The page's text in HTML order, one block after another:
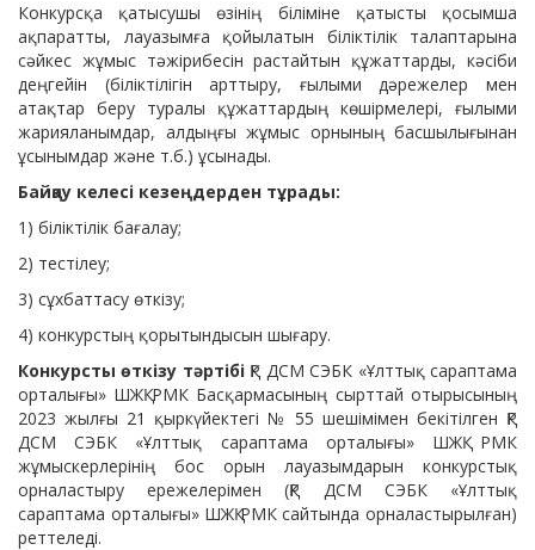
Конкурсқа қатысушы өзінің біліміне қатысты қосымша
ақпаратты, лауазымға қойылатын біліктілік талаптарына
сәйкес жұмыс тәжірибесін растайтын құжаттарды, кәсіби
деңгейін (біліктілігін арттыру, ғылыми дәрежелер мен
атақтар беру туралы құжаттардың көшірмелері, ғылыми
жарияланымдар, алдыңғы жұмыс орнының басшылығынан
ұсынымдар және т.б.) ұсынады.
Байқау келесі кезеңдерден тұрады:
1) біліктілік бағалау;
2) тестілеу;
3) сұхбаттасу өткізу;
4) конкурстың қорытындысын шығару.
Конкурсты өткізу тәртібіҚР ДСМ СЭБК «Ұлттық сараптама
орталығы» ШЖҚ РМК Басқармасының сырттай отырысының
2023 жылғы 21 қыркүйектегі № 55 шешімімен бекітілген ҚР
ДСМ СЭБК «Ұлттық сараптама орталығы» ШЖҚ РМК
жұмыскерлерінің бос орын лауазымдарын конкурстық
орналастыру ережелерімен (ҚР ДСМ СЭБК «Ұлттық
сараптама орталығы» ШЖҚ РМК сайтында орналастырылған)
реттеледі.